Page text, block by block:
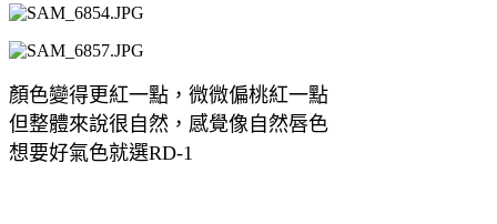
顏色變得更紅一點，微微偏桃紅一點
但整體來說很自然，感覺像自然唇色
想要好氣色就選RD-1